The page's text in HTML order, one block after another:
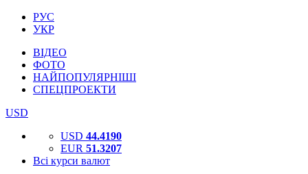
РУС
УКР
ВІДЕО
ФОТО
НАЙПОПУЛЯРНІШІ
СПЕЦПРОЕКТИ
USD
USD 44.4190
EUR 51.3207
Всі курси валют